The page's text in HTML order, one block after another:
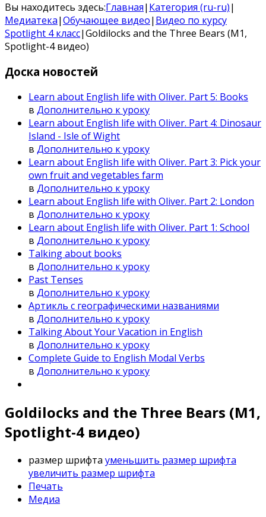
Вы находитесь здесь:Главная| Категория (ru-ru)|
Медиатека|Обучающее видео| Видео по курсу
Spotlight 4 класс|Goldilocks and the Three Bears (M1,
Spotlight-4 видео)
Доска новостей
Learn about English life with Oliver. Part 5: Books
в Дополнительно к уроку
Learn about English life with Oliver. Part 4: Dinosaur
Island - Isle of Wight
в Дополнительно к уроку
Learn about English life with Oliver. Part 3: Pick your
own fruit and vegetables farm
в Дополнительно к уроку
Learn about English life with Oliver. Part 2: London
в Дополнительно к уроку
Learn about English life with Oliver. Part 1: School
в Дополнительно к уроку
Talking about books
в Дополнительно к уроку
Past Tenses
в Дополнительно к уроку
Артикль с географическими названиями
в Дополнительно к уроку
Talking About Your Vacation in English
в Дополнительно к уроку
Complete Guide to English Modal Verbs
в Дополнительно к уроку
Goldilocks and the Three Bears (M1,
Spotlight-4 видео)
размер шрифта уменьшить размер шрифта
увеличить размер шрифта
Печать
Медиа